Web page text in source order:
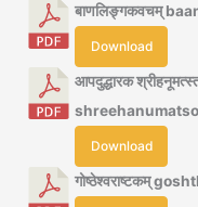
बाणलिङ्गकवचम्
Download
आपदुद्धारक
Download
गोष्ठेश्वराष्टकम्